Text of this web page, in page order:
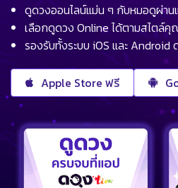
ดูดวงออนไลน์แม่น ๆ กับหมอดูผ่าน
เลือกดูดวง Online ได้ตามสไตล์
รองรับทั้งระบบ iOS และ Android
Apple Store ฟรี